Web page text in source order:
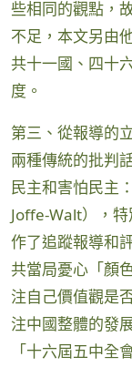
些相同的觀點，
不足，本文另由
共十一國、四十
度。
第三、從報導的
兩種傳統的批判
民主和害怕民主
Joffe-Walt），
作了追蹤報導和
共當局憂心「顏
注自己價值觀是
注中國整體的發
「十六屆五中